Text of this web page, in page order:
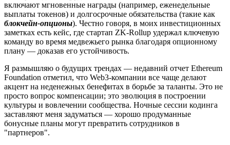
включают мгновенные награды (например, еженедельные
выплаты токенов) и долгосрочные обязательства (такие как
блокчейн-опционы). Честно говоря, в моих инвестиционных
заметках есть кейс, где стартап ZK-Rollup удержал ключевую
команду во время медвежьего рынка благодаря опционному
плану — доказав его устойчивость.
Я размышляю о будущих трендах — недавний отчет Ethereum
Foundation отметил, что Web3-компании все чаще делают
акцент на неденежных бенефитах в борьбе за таланты. Это не
просто вопрос компенсации; это эволюция в построении
культуры и вовлечении сообщества. Ночные сессии кодинга
заставляют меня задуматься — хорошо продуманные
бонусные планы могут превратить сотрудников в
"партнеров".